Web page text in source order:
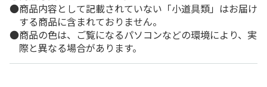
商品内容として記載されていない「小道具類」はお届け
する商品に含まれておりません。
商品の色は、ご覧になるパソコンなどの環境により、実
際と異なる場合があります。